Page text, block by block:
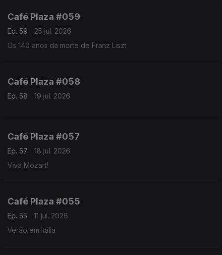
Café Plaza #059
Ep. 59
25 jul. 2026
Os 140 anos da morte de Franz Liszt
Café Plaza #058
Ep. 58 19 jul. 2026
Café Plaza #057
Ep. 57
18 jul. 2026
Viva Mozart!
Café Plaza #055
Ep. 55
11 jul. 2026
Verão em Itália